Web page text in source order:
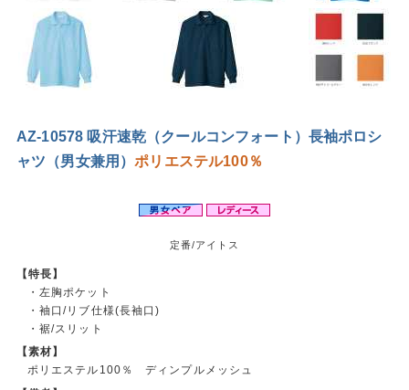
AZ-10578 吸汗速乾（クールコンフォート）長袖ポロシ
ャツ（男女兼用）ポリエステル100％
定番/アイトス
【特長】
・左胸ポケット
・袖口/リブ仕様(長袖口)
・裾/スリット
【素材】
ポリエステル100％ ディンプルメッシュ